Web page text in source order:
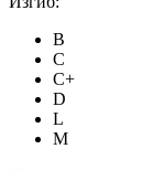
B
C
C+
D
L
M